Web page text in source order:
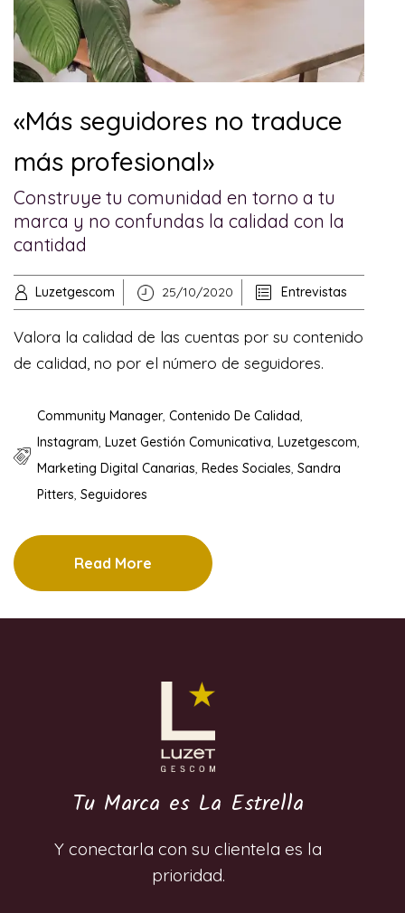
«Más seguidores no traduce
más profesional»
Construye tu comunidad en torno a tu
marca y no confundas la calidad con la
cantidad
Luzetgescom 25/10/2020 Entrevistas
Valora la calidad de las cuentas por su contenido
de calidad, no por el número de seguidores.
Community Manager, Contenido De Calidad,
Instagram, Luzet Gestión Comunicativa, Luzetgescom,
Marketing Digital Canarias, Redes Sociales, Sandra
Pitters, Seguidores
Read More
Tu Marca es La Estrella
Y conectarla con su clientela es la
prioridad.